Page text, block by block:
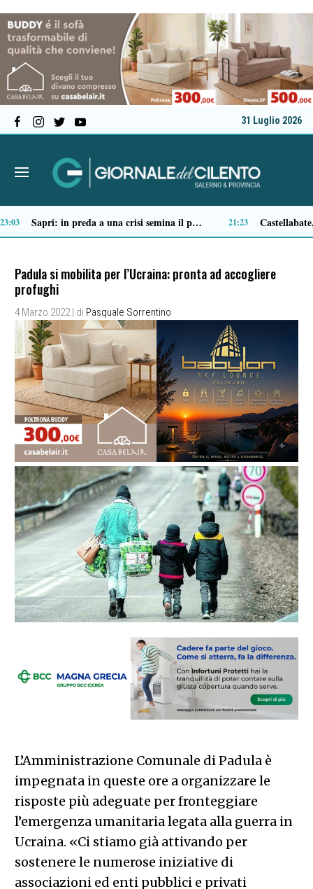
31 Luglio 2026
14:51 Tortorella celebra la Fiera di San Basilio: tra antichi mestieri, bestiame e la musica della Bandabardò 14:49
Padula si mobilita per l’Ucraina: pronta ad accogliere
profughi
4 Marzo 2022 | di Pasquale Sorrentino
L’Amministrazione Comunale di Padula è
impegnata in queste ore a organizzare le
risposte più adeguate per fronteggiare
l’emergenza umanitaria legata alla guerra in
Ucraina. «Ci stiamo già attivando per
sostenere le numerose iniziative di
associazioni ed enti pubblici e privati